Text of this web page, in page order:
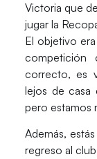
Victoria que
jugar la
El objetivo
competición
correcto, es
lejos de casa
pero estamos
Además,
regreso al